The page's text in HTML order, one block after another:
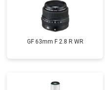
GF 63mm F 2.8 R WR